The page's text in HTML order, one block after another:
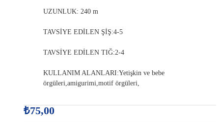
₺75,00
UZUNLUK: 240 m
TAVSİYE EDİLEN ŞİŞ:4-5
TAVSİYE EDİLEN TIĞ:2-4
KULLANIM ALANLARI:Yetişkin ve bebe
örgüleri,amigurimi,motif örgüleri,